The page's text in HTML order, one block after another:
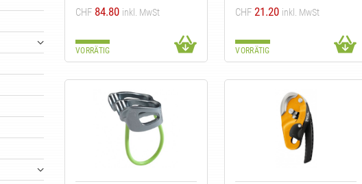
CHF 84.80 inkl. MwSt
VORRÄTIG
CHF 21.20 inkl. MwSt
VORRÄTIG